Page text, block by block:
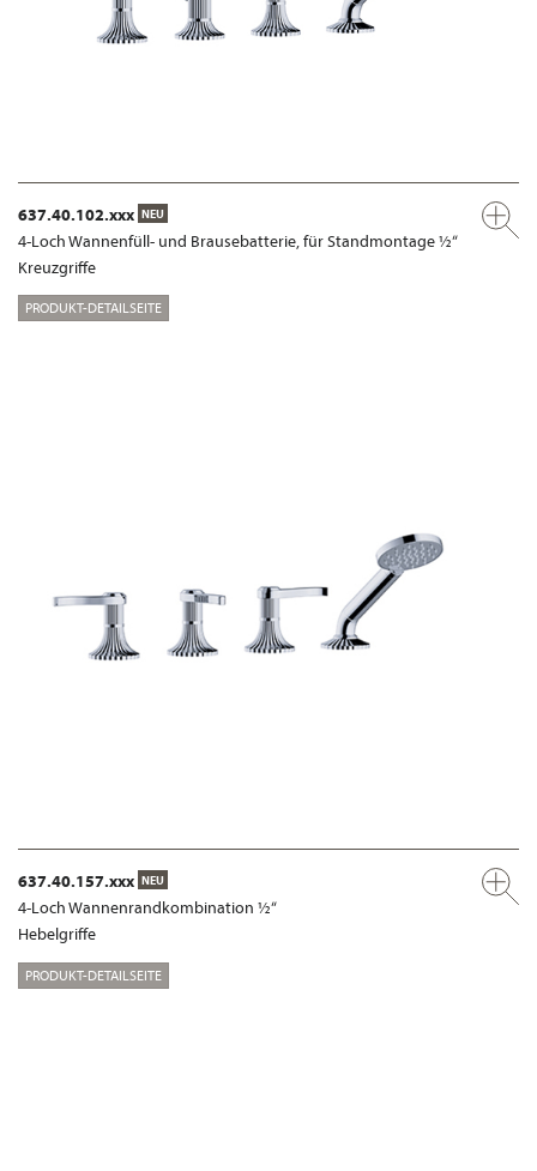
637.40.102.xxx NEU
4-Loch Wannenfüll- und Brausebatterie, für Standmontage ½“
Kreuzgriffe
PRODUKT-DETAILSEITE
637.40.157.xxx NEU
4-Loch Wannenrandkombination ½“
Hebelgriffe
PRODUKT-DETAILSEITE